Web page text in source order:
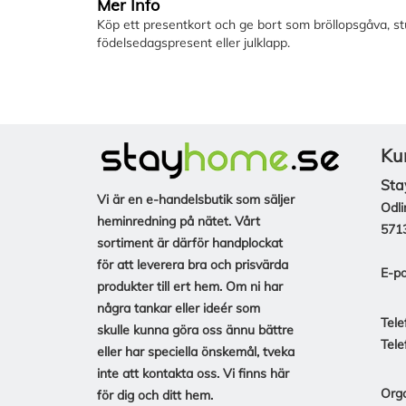
Mer Info
Köp ett presentkort och ge bort som bröllopsgåva,
födelsedagspresent eller julklapp.
Vi är en e-handelsbutik som säljer
heminredning på nätet. Vårt
sortiment är därför handplockat
för att leverera bra och prisvärda
produkter till ert hem. Om ni har
några tankar eller ideér som
skulle kunna göra oss ännu bättre
eller har speciella önskemål, tveka
inte att kontakta oss. Vi finns här
för dig och ditt hem.
E-